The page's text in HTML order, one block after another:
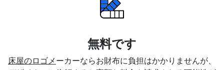
無料です
床屋のロゴメ ーカーならお財布に負担はかかりませんが、